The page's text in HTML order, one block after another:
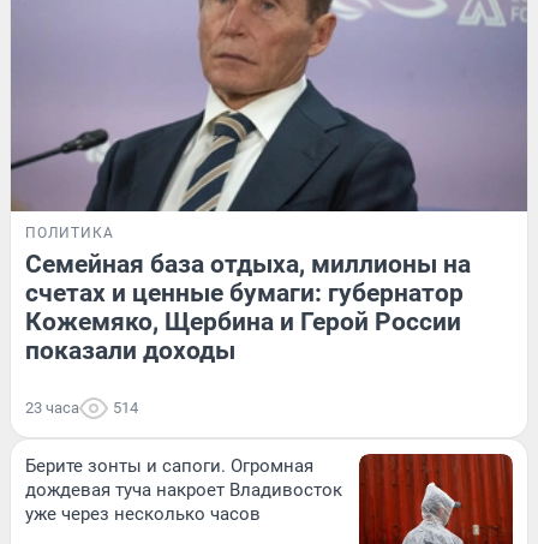
ПОЛИТИКА
Семейная база отдыха, миллионы на
счетах и ценные бумаги: губернатор
Кожемяко, Щербина и Герой России
показали доходы
23 часа 514
Берите зонты и сапоги. Огромная
дождевая туча накроет Владивосток
уже через несколько часов